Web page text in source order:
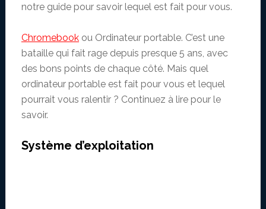
notre guide pour savoir lequel est fait pour vous.
Chromebookou Ordinateur portable. C’est une
bataille qui fait rage depuis presque 5 ans, avec
des bons points de chaque côté. Mais quel
ordinateur portable est fait pour vous et lequel
pourrait vous ralentir ? Continuez à lire pour le
savoir.
Système d’exploitation